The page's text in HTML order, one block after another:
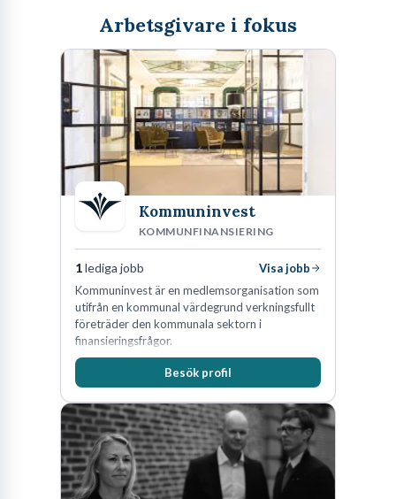
Arbetsgivare i fokus
Kommuninvest
KOMMUNFINANSIERING
1lediga jobb
Visa jobb
Kommuninvest är en medlemsorganisation som
utifrån en kommunal värdegrund verkningsfullt
företräder den kommunala sektorn i
finansieringsfrågor.
Besök profil